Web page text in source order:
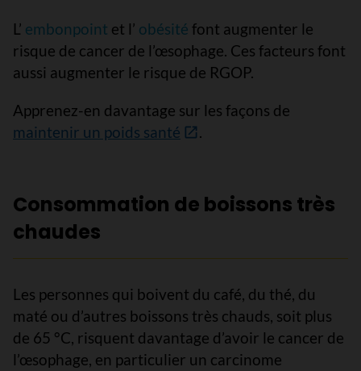
L’ embonpoint et l’ obésité font augmenter le
risque de cancer de l’œsophage. Ces facteurs font
aussi augmenter le risque de RGOP.
Apprenez-en davantage sur les façons de
maintenir un poids santé
.
Consommation de boissons très
chaudes
Les personnes qui boivent du café, du thé, du
maté ou d’autres boissons très chauds, soit plus
de 65 °C, risquent davantage d’avoir le cancer de
l’œsophage, en particulier un carcinome